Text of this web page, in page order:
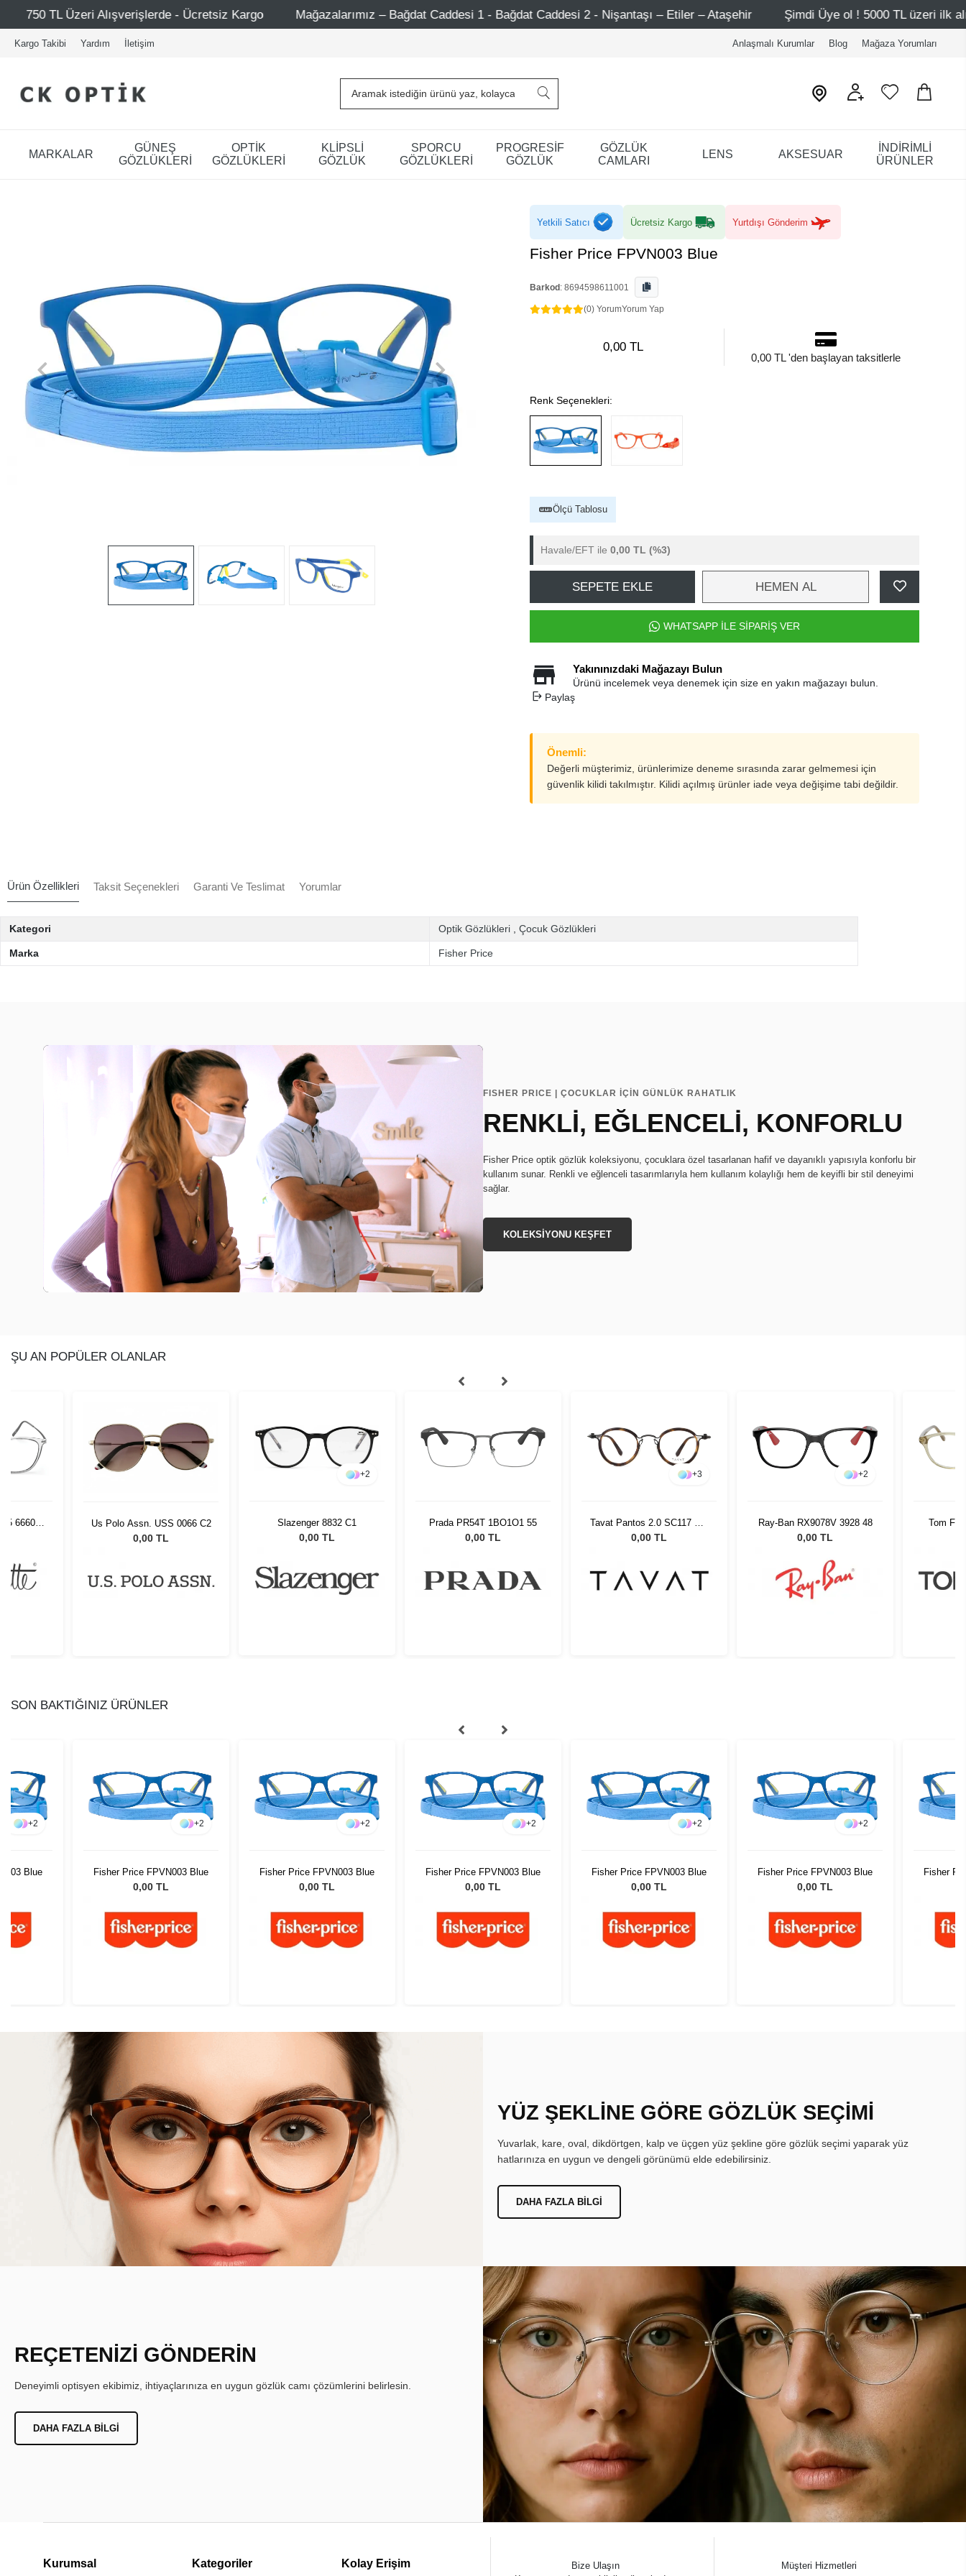
Ücretsiz Kargo Mağazalarımız – Bağdat Caddesi 1 - Bağdat Caddesi 2 - Nişantaşı – Etiler – Ataşehir Şimdi Üye ol ! 5000 TL üzeri ilk alışverişinde 500 TL indirim
Kargo Takibi Yardım İletişim Anlaşmalı Kurumlar Blog Mağaza Yorumları
MARKALAR
GÜNEŞ
GÖZLÜKLERİ
OPTİK
GÖZLÜKLERİ
KLİPSLİ
GÖZLÜK
SPORCU
GÖZLÜKLERİ
PROGRESİF
GÖZLÜK
GÖZLÜK
CAMLARI
LENS AKSESUAR
İNDİRİMLİ
ÜRÜNLER
Yetkili Satıcı Ücretsiz Kargo Yurtdışı Gönderim
Fisher Price FPVN003 Blue
Barkod : 8694598611001
(0) YorumYorum Yap
0,00 TL
0,00 TL 'den başlayan taksitlerle
Renk Seçenekleri:
Ölçü Tablosu
Havale/EFT ile 0,00 TL (%3)
SEPETE EKLE HEMEN AL
WHATSAPP İLE SİPARİŞ VER
Yakınınızdaki Mağazayı Bulun
Ürünü incelemek veya denemek için size en yakın mağazayı bulun.
Paylaş
Önemli:
Değerli müşterimiz, ürünlerimize deneme sırasında zarar gelmemesi için
güvenlik kilidi takılmıştır. Kilidi açılmış ürünler iade veya değişime tabi değildir.
Ürün Özellikleri Taksit Seçenekleri Garanti Ve Teslimat Yorumlar
Kategori Optik Gözlükleri Çocuk Gözlükleri
Marka Fisher Price
FISHER PRICE | ÇOCUKLAR İÇİN GÜNLÜK RAHATLIK
RENKLİ, EĞLENCELİ, KONFORLU
Fisher Price optik gözlük koleksiyonu, çocuklara özel tasarlanan hafif ve dayanıklı yapısıyla konforlu bir
kullanım sunar. Renkli ve eğlenceli tasarımlarıyla hem kullanım kolaylığı hem de keyifli bir stil deneyimi
sağlar.
KOLEKSİYONU KEŞFET
ŞU AN POPÜLER OLANLAR
6660 Us Polo Assn. USS 0066 C2
0,00 TL
+2
Slazenger 8832 C1
0,00 TL
Prada PR54T 1BO1O1 55
0,00 TL
+3
Tavat Pantos 2.0 SC117 Col
BTH
0,00 TL
+2
Ray-Ban RX9078V 3928 48
0,00 TL
Tom
SON BAKTIĞINIZ ÜRÜNLER
+2
Blue
+2
Fisher Price FPVN003 Blue
0,00 TL
+2
Fisher Price FPVN003 Blue
0,00 TL
+2
Fisher Price FPVN003 Blue
0,00 TL
+2
Fisher Price FPVN003 Blue
0,00 TL
+2
Fisher Price FPVN003 Blue
0,00 TL
Fisher
YÜZ ŞEKLİNE GÖRE GÖZLÜK SEÇİMİ
Yuvarlak, kare, oval, dikdörtgen, kalp ve üçgen yüz şekline göre gözlük seçimi yaparak yüz
hatlarınıza en uygun ve dengeli görünümü elde edebilirsiniz.
DAHA FAZLA BILGI
REÇETENİZİ GÖNDERİN
Deneyimli optisyen ekibimiz, ihtiyaçlarınıza en uygun gözlük camı çözümlerini belirlesin.
DAHA FAZLA BILGI
Kurumsal Kategoriler Kolay Erişim
Bize Ulaşın
Müşteri Hizmetleri